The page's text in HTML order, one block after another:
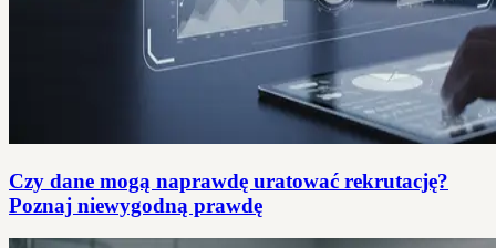
Czy dane mogą naprawdę uratować rekrutację?
Poznaj niewygodną prawdę